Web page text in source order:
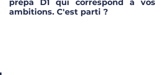
prépa D1 qui correspond à vos
ambitions. C'est parti ?